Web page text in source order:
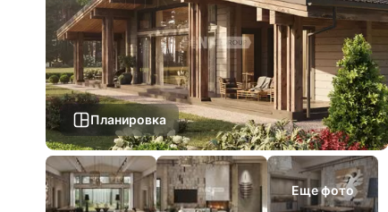
Планировка
Еще фото